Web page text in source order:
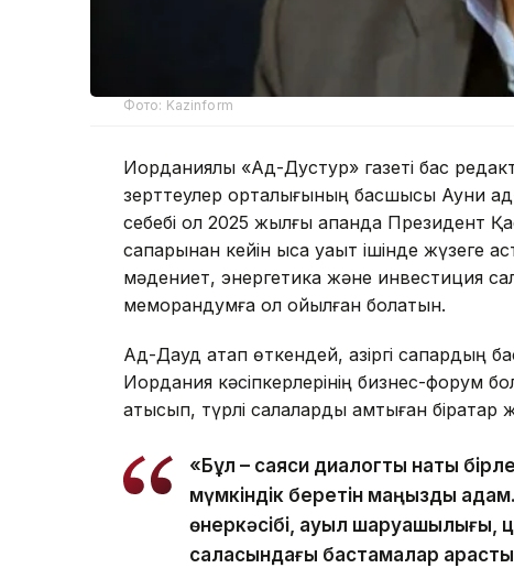
Фото: Kazinform
Иорданиялық «Ад-Дустур» газеті бас
зерттеулер орталығының басшысы Ауни
себебі ол 2025 жылғы ақпанда Президент
сапарынан кейін қысқа уақыт ішінде
мәдениет, энергетика және инвестиция
меморандумға қол қойылған болатын.
Ад-Дауд атап өткендей, қазіргі сапардың
Иордания кәсіпкерлерінің бизнес-форум
қатысып, түрлі салаларды қамтыған
«Бұл – саяси диалогты нақты
мүмкіндік беретін маңызды
өнеркәсібі, ауыл шаруашылығы,
саласындағы бастамалар